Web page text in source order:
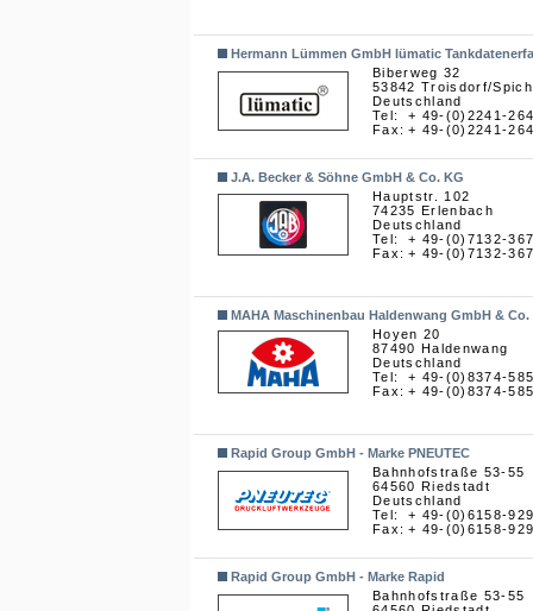
Hermann Lümmen GmbH lümatic
Biberweg 32
53842 Troisdorf/Spich
Deutschland
Tel:
Fax:
+ 49-(0)2241-
+ 49-(0)2241-
J.A. Becker & Söhne GmbH & Co. KG
Hauptstr. 102
74235 Erlenbach
Deutschland
Tel:
Fax:
+ 49-(0)7132-
+ 49-(0)7132-
MAHA Maschinenbau Haldenwang GmbH & Co.
Hoyen 20
87490 Haldenwang
Deutschland
Tel:
Fax:
+ 49-(0)8374-
+ 49-(0)8374-
Rapid Group GmbH - Marke PNEUTEC
Bahnhofstraße 53-55
64560 Riedstadt
Deutschland
Tel:
Fax:
+ 49-(0)6158-
+ 49-(0)6158-
Rapid Group GmbH - Marke Rapid
Bahnhofstraße 53-55